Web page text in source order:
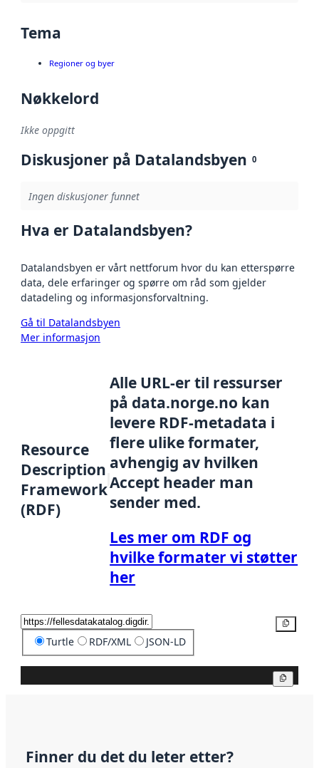
Tema
Regioner og byer
Nøkkelord
Ikke oppgitt
Diskusjoner på Datalandsbyen 0
Ingen diskusjoner funnet
Hva er Datalandsbyen?
Datalandsbyen er vårt nettforum hvor du kan etterspørre
data, dele erfaringer og spørre om råd som gjelder
datadeling og informasjonsforvaltning.
Gå til Datalandsbyen
Mer informasjon
Resource
Description
Framework
(RDF)
Alle URL-er til ressurser
på data.norge.no kan
levere RDF-metadata i
flere ulike formater,
avhengig av hvilken
Accept header man
sender med.
Les mer om RDF og
hvilke formater vi støtter
her
Turtle RDF/XML JSON-LD
Finner du det du leter etter?